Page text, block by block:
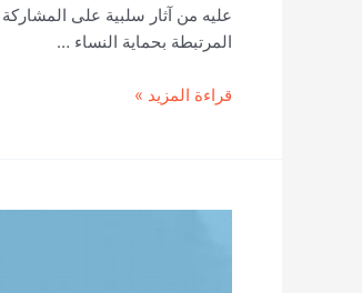
عليه من آثار سلبية على المشاركة
المرتبطة بحماية النساء …
ورقة
قراءة المزيد »